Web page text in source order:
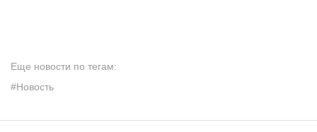
Еще новости по тегам:
#Новость